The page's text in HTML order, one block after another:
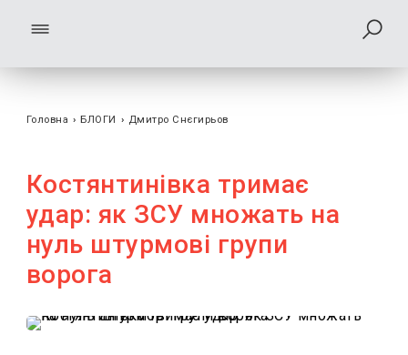
Головна › БЛОГИ › Дмитро Снєгирьов
Костянтинівка тримає
удар: як ЗСУ множать на
нуль штурмові групи
ворога